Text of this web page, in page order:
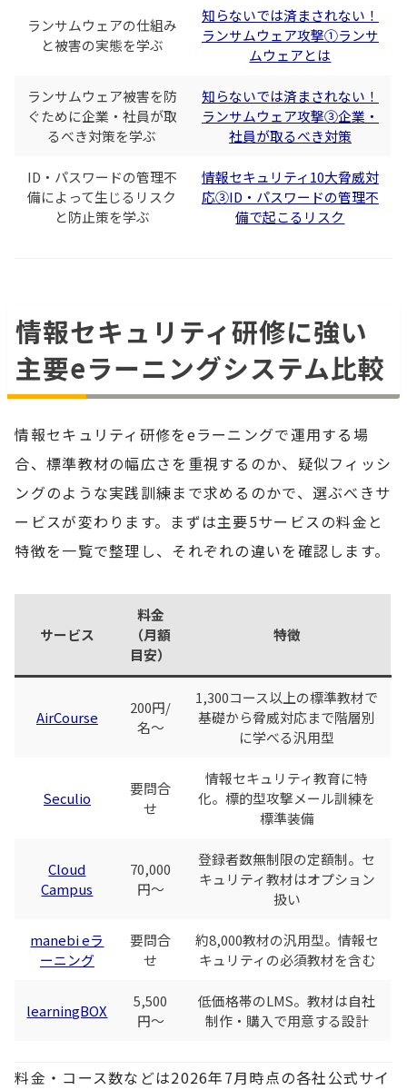
ランサムウェアの仕組み
と被害の実態を学ぶ
知らないでは済まされない！
ランサムウェア攻撃①ランサ
ムウェアとは
ランサムウェア被害を防
ぐために企業・社員が取
るべき対策を学ぶ
知らないでは済まされない！
ランサムウェア攻撃③企業・
社員が取るべき対策
ID・パスワードの管理不
備によって生じるリスク
と防止策を学ぶ
情報セキュリティ10大脅威対
応③ID・パスワードの管理不
備で起こるリスク
情報セキュリティ研修に強い
主要eラーニングシステム比較
情報セキュリティ研修をeラーニングで運用する場
合、標準教材の幅広さを重視するのか、疑似フィッシ
ングのような実践訓練まで求めるのかで、選ぶべきサ
ービスが変わります。まずは主要5サービスの料金と
特徴を一覧で整理し、それぞれの違いを確認します。
サービス
料金
（月額
目安）
特徴
AirCourse
200円/
名〜
1,300コース以上の標準教材で
基礎から脅威対応まで階層別
に学べる汎用型
Seculio
要問合
せ
情報セキュリティ教育に特
化。標的型攻撃メール訓練を
標準装備
Cloud
Campus
70,000
円〜
登録者数無制限の定額制。セ
キュリティ教材はオプション
扱い
manebi eラ
ーニング
要問合
せ
約8,000教材の汎用型。情報セ
キュリティの必須教材を含む
learningBOX
5,500
円〜
低価格帯のLMS。教材は自社
制作・購入で用意する設計
料金・コース数などは2026年7月時点の各社公式サイ